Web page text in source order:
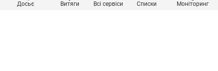
Досьє Витяги Всі сервіси Списки Моніторинг